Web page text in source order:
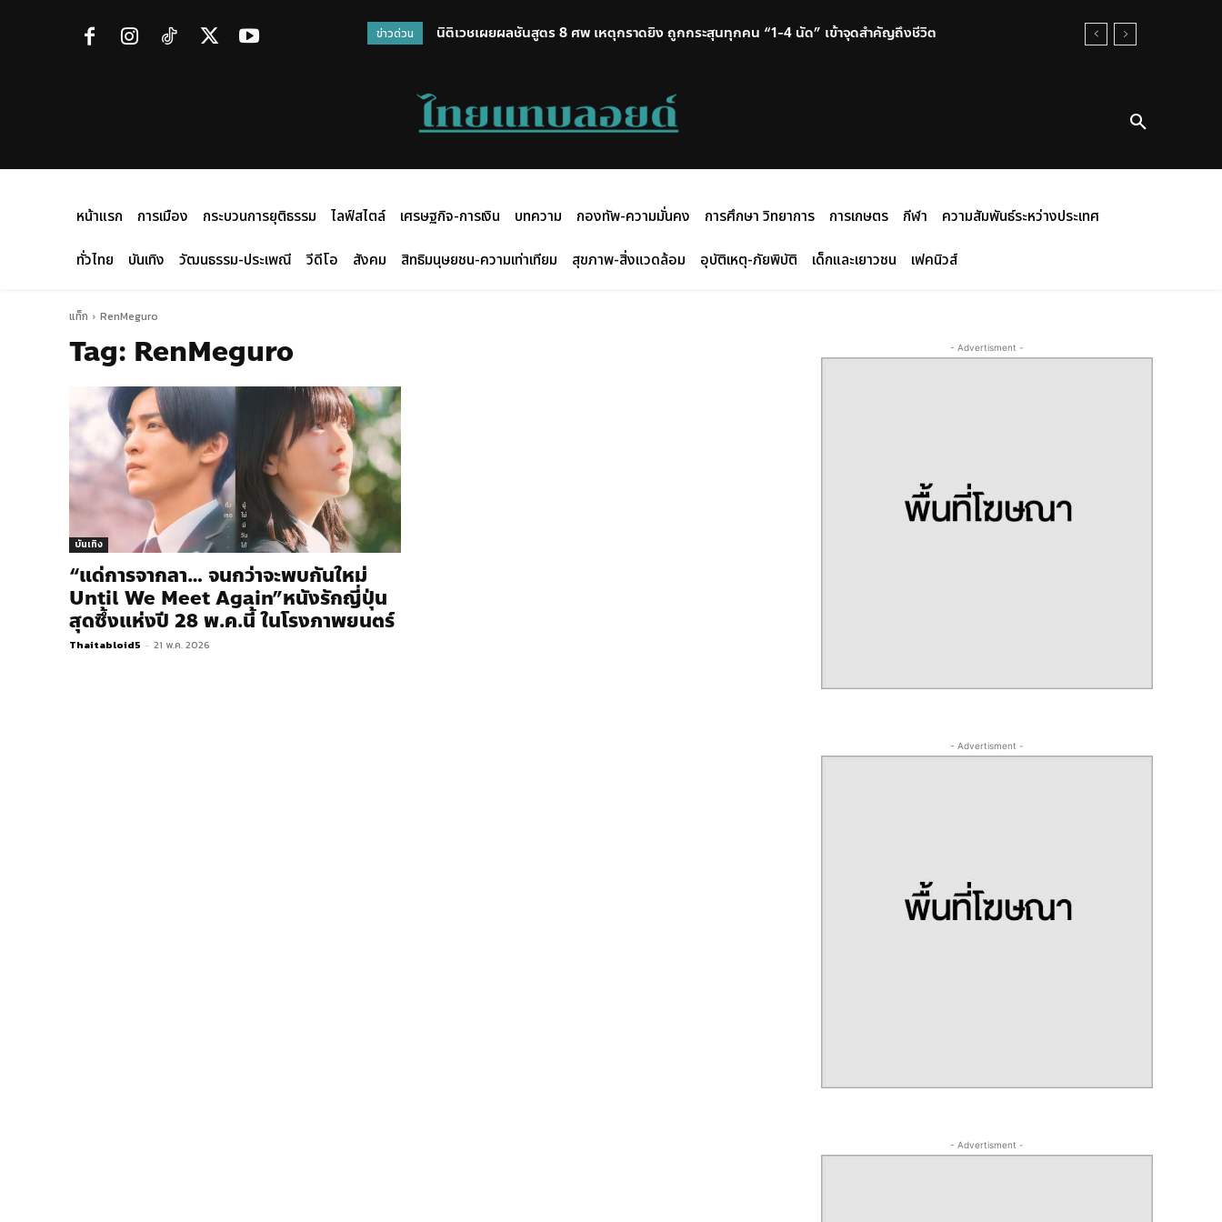
ข่าวด่วน นิติเวชเผยผลชันสูตร 8 ศพ เหตุกราดยิง ถูกกระสุนทุกคน “1-4 นัด” เข้าจุดสำคัญถึงชีวิต
หน้าแรก การเมือง กระบวนการยุติธรรม ไลฟ์สไตล์ เศรษฐกิจ-การเงิน บทความ กองทัพ-ความมั่นคง การศึกษา วิทยาการ การเกษตร กีฬา
ความสัมพันธ์ระหว่างประเทศ
ทั่วไทย
บันเทิง วัฒนธรรม-ประเพณี วีดีโอ สังคม สิทธิมนุษยชน-ความเท่าเทียม สุขภาพ-สิ่งแวดล้อม อุบัติเหตุ-ภัยพิบัติ เด็กและเยาวชน เฟคนิวส์
แท็ก RenMeguro
Tag: RenMeguro
บันเทิง
“แด่การจากลา… จนกว่าจะพบกันใหม่
Until We Meet Again”หนังรักญี่ปุ่น
สุดซึ้งแห่งปี 28 พ.ค.นี้ ในโรงภาพยนตร์
Thaitabloid5 - 21 พ.ค. 2026
- Advertisment -
- Advertisment -
- Advertisment -